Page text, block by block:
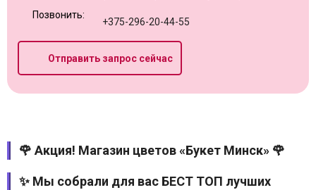
Позвонить:
+375-296-20-44-55
Отправить запрос сейчас
🌹 Акция! Магазин цветов «Букет Минск» 🌹
✨ Мы собрали для вас БЕСТ ТОП лучших